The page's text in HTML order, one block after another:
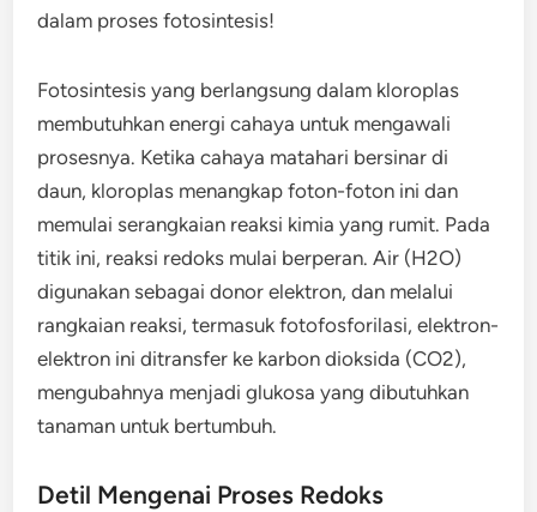
dalam proses fotosintesis!
Fotosintesis yang berlangsung dalam kloroplas
membutuhkan energi cahaya untuk mengawali
prosesnya. Ketika cahaya matahari bersinar di
daun, kloroplas menangkap foton-foton ini dan
memulai serangkaian reaksi kimia yang rumit. Pada
titik ini, reaksi redoks mulai berperan. Air (H2O)
digunakan sebagai donor elektron, dan melalui
rangkaian reaksi, termasuk fotofosforilasi, elektron-
elektron ini ditransfer ke karbon dioksida (CO2),
mengubahnya menjadi glukosa yang dibutuhkan
tanaman untuk bertumbuh.
Detil Mengenai Proses Redoks